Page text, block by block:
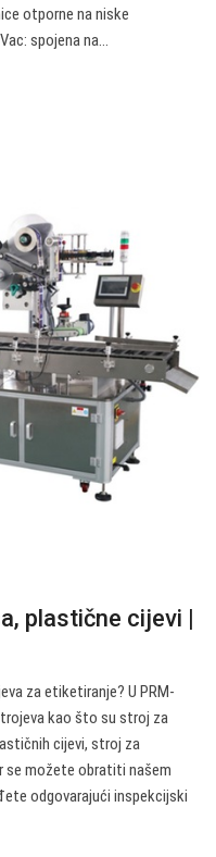
otporne na niske
spojena na…
plastične cijevi |
za etiketiranje? U PRM-
kao što su stroj za
cijevi, stroj za
se možete obratiti našem
odgovarajući inspekcijski